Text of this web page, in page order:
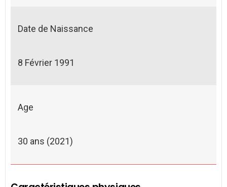
Date de Naissance
8 Février 1991
Age
30 ans (2021)